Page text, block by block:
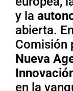
y la
abierta.
Comisión
Nueva
en la